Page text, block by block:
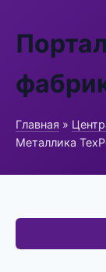
Главная »
Металлика